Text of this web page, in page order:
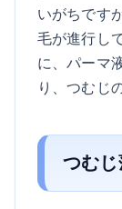
いがちです
毛が進行し
に、パーマ
り、つむじ
つむ